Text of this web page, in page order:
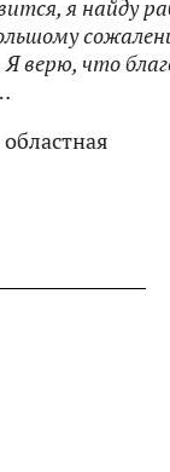
я найду
верю, что